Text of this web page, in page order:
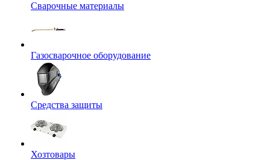
Сварочные материалы
Газосварочное оборудование
Средства защиты
Хозтовары